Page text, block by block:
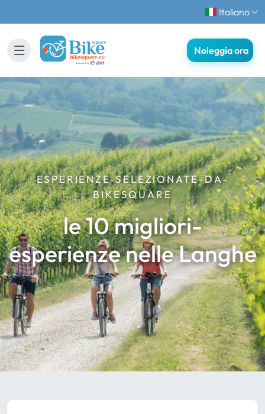
Italiano
Noleggia ora
ESPERIENZE-SELEZIONATE-DA-
BIKESQUARE
le 10 migliori-
esperienze nelle Langhe